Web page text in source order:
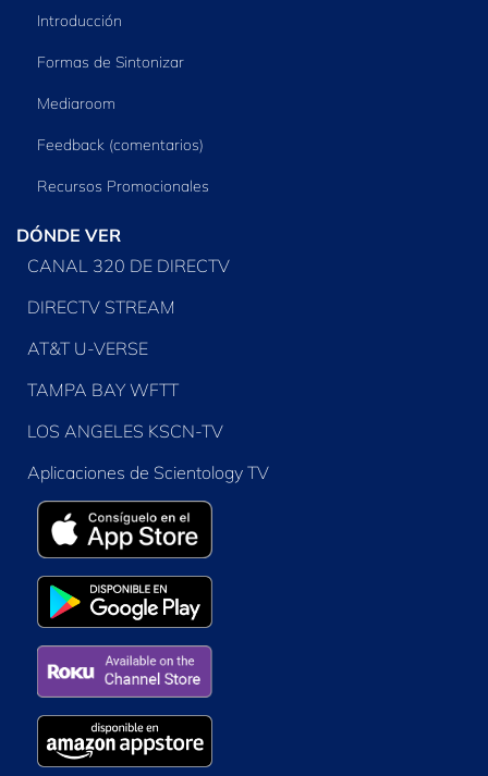
Introducción
Formas de Sintonizar
Mediaroom
Feedback (comentarios)
Recursos Promocionales
DÓNDE VER
CANAL 320 DE DIRECTV
DIRECTV STREAM
AT&T U-VERSE
TAMPA BAY WFTT
LOS ANGELES KSCN-TV
Aplicaciones de Scientology TV